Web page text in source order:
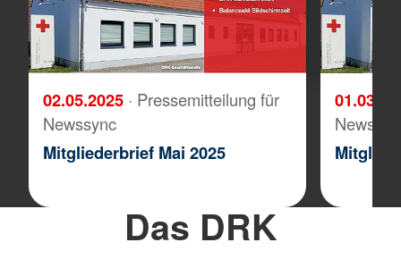
02.05.2025 · Pressemitteilung für
Newssync
Mitgliederbrief Mai 2025
Das DRK